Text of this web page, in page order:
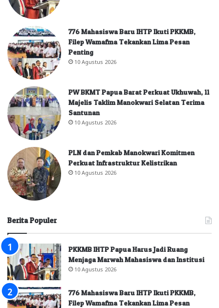
776 Mahasiswa Baru IHTP Ikuti PKKMB,
Filep Wamafma Tekankan Lima Pesan
Penting
10 Agustus 2026
PW BKMT Papua Barat Perkuat Ukhuwah, 11
Majelis Taklim Manokwari Selatan Terima
Santunan
10 Agustus 2026
PLN dan Pemkab Manokwari Komitmen
Perkuat Infrastruktur Kelistrikan
10 Agustus 2026
Berita Populer
PKKMB IHTP Papua Harus Jadi Ruang
Menjaga Marwah Mahasiswa dan Institusi
10 Agustus 2026
776 Mahasiswa Baru IHTP Ikuti PKKMB,
Filep Wamafma Tekankan Lima Pesan